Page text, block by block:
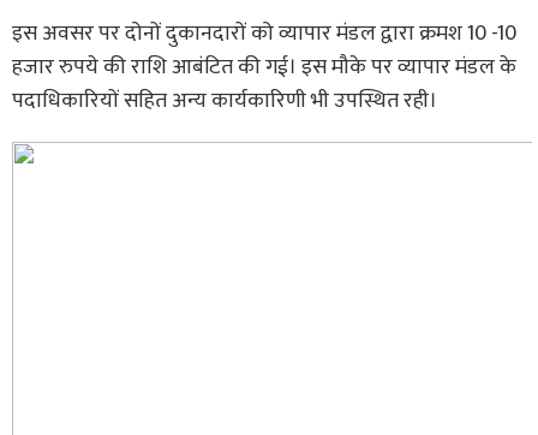
इस अवसर पर दोनों दुकानदारों को व्यापार मंडल द्वारा क्रमश 10 -10
हजार रुपये की राशि आबंटित की गई। इस मौके पर व्यापार मंडल के
पदाधिकारियों सहित अन्य कार्यकारिणी भी उपस्थित रही।